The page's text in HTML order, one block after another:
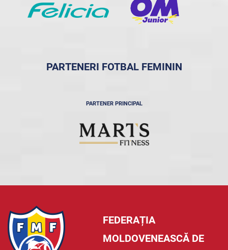
PARTENERI FOTBAL FEMININ
PARTENER PRINCIPAL
FEDERAȚIA
MOLDOVENEASCĂ DE